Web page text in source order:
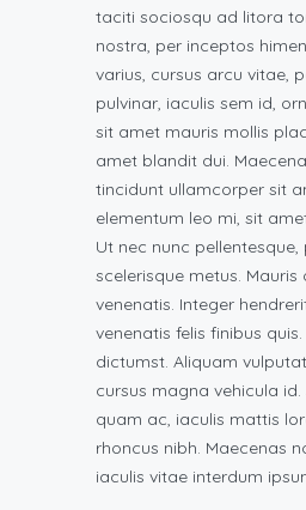
taciti sociosqu ad litora
nostra, per inceptos
varius, cursus arcu vitae,
pulvinar, iaculis sem id,
sit amet mauris mollis
amet blandit dui.
tincidunt ullamcorper sit
elementum leo mi, sit
Ut nec nunc pellentesque,
scelerisque metus.
venenatis. Integer
venenatis felis finibus
dictumst. Aliquam
cursus magna vehicula
quam ac, iaculis mattis
rhoncus nibh. Maecenas
iaculis vitae interdum